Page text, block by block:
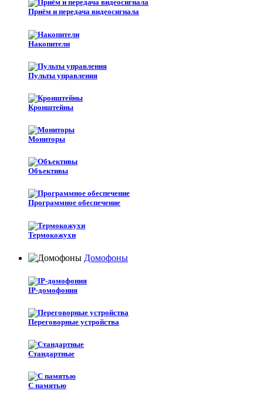
Приём и передача видеосигнала
Накопители
Пульты управления
Кронштейны
Мониторы
Объективы
Программное обеспечение
Термокожухи
Домофоны
IP-домофония
Переговорные устройства
Стандартные
С памятью